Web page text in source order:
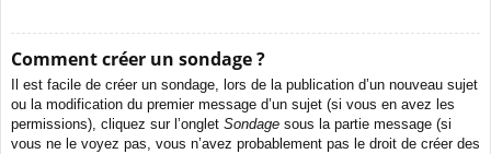
Comment créer un sondage ?
Il est facile de créer un sondage, lors de la publication d’un nouveau sujet
ou la modification du premier message d’un sujet (si vous en avez les
permissions), cliquez sur l’onglet Sondage sous la partie message (si
vous ne le voyez pas, vous n’avez probablement pas le droit de créer des